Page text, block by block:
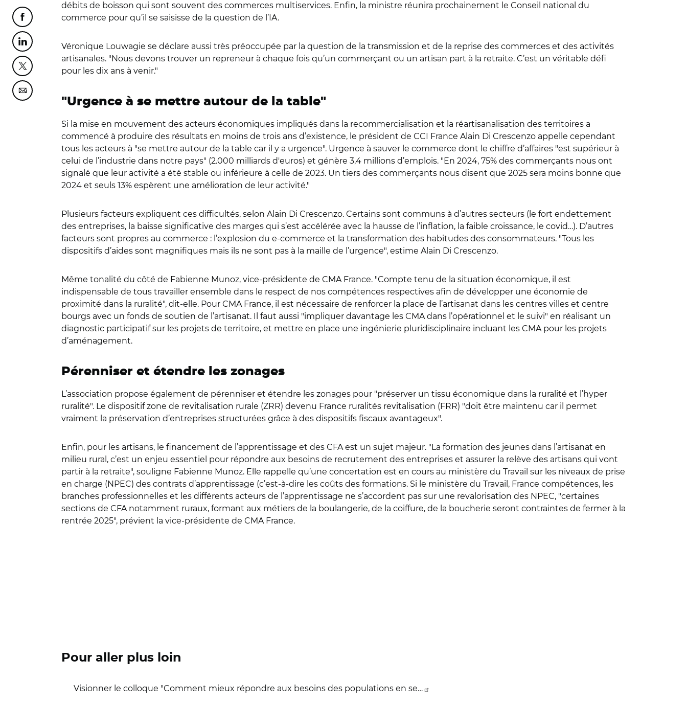
Partager cette page sur Facebook
Partager cette page sur Linkedin
Partager cette page sur Twitter
Partager cette page sur Courriel
débits de boisson qui sont souvent des commerces multiservices. Enfin, la ministre réunira prochainement le Conseil national du
commerce pour qu’il se saisisse de la question de l’IA.
Véronique Louwagie se déclare aussi très préoccupée par la question de la transmission et de la reprise des commerces et des activités
artisanales. "Nous devons trouver un repreneur à chaque fois qu’un commerçant ou un artisan part à la retraite. C’est un véritable défi
pour les dix ans à venir."
"Urgence à se mettre autour de la table"
Si la mise en mouvement des acteurs économiques impliqués dans la recommercialisation et la réartisanalisation des territoires a
commencé à produire des résultats en moins de trois ans d’existence, le président de CCI France Alain Di Crescenzo appelle cependant
tous les acteurs à "se mettre autour de la table car il y a urgence". Urgence à sauver le commerce dont le chiffre d’affaires "est supérieur à
celui de l’industrie dans notre pays" (2.000 milliards d'euros) et génère 3,4 millions d’emplois. "En 2024, 75% des commerçants nous ont
signalé que leur activité a été stable ou inférieure à celle de 2023. Un tiers des commerçants nous disent que 2025 sera moins bonne que
2024 et seuls 13% espèrent une amélioration de leur activité."
Plusieurs facteurs expliquent ces difficultés, selon Alain Di Crescenzo. Certains sont communs à d’autres secteurs (le fort endettement
des entreprises, la baisse significative des marges qui s’est accélérée avec la hausse de l’inflation, la faible croissance, le covid…). D’autres
facteurs sont propres au commerce : l’explosion du e-commerce et la transformation des habitudes des consommateurs. "Tous les
dispositifs d’aides sont magnifiques mais ils ne sont pas à la maille de l’urgence", estime Alain Di Crescenzo.
Même tonalité du côté de Fabienne Munoz, vice-présidente de CMA France. "Compte tenu de la situation économique, il est
indispensable de tous travailler ensemble dans le respect de nos compétences respectives afin de développer une économie de
proximité dans la ruralité", dit-elle. Pour CMA France, il est nécessaire de renforcer la place de l’artisanat dans les centres villes et centre
bourgs avec un fonds de soutien de l’artisanat. Il faut aussi "impliquer davantage les CMA dans l’opérationnel et le suivi" en réalisant un
diagnostic participatif sur les projets de territoire, et mettre en place une ingénierie pluridisciplinaire incluant les CMA pour les projets
d’aménagement.
Pérenniser et étendre les zonages
L’association propose également de pérenniser et étendre les zonages pour "préserver un tissu économique dans la ruralité et l’hyper
ruralité". Le dispositif zone de revitalisation rurale (ZRR) devenu France ruralités revitalisation (FRR) "doit être maintenu car il permet
vraiment la préservation d’entreprises structurées grâce à des dispositifs fiscaux avantageux".
Enfin, pour les artisans, le financement de l’apprentissage et des CFA est un sujet majeur. "La formation des jeunes dans l’artisanat en
milieu rural, c’est un enjeu essentiel pour répondre aux besoins de recrutement des entreprises et assurer la relève des artisans qui vont
partir à la retraite", souligne Fabienne Munoz. Elle rappelle qu’une concertation est en cours au ministère du Travail sur les niveaux de prise
en charge (NPEC) des contrats d’apprentissage (c’est-à-dire les coûts des formations. Si le ministère du Travail, France compétences, les
branches professionnelles et les différents acteurs de l’apprentissage ne s’accordent pas sur une revalorisation des NPEC, "certaines
sections de CFA notamment ruraux, formant aux métiers de la boulangerie, de la coiffure, de la boucherie seront contraintes de fermer à la
rentrée 2025", prévient la vice-présidente de CMA France.
Pour aller plus loin
Visionner le colloque "Comment mieux répondre aux besoins des populations en se…